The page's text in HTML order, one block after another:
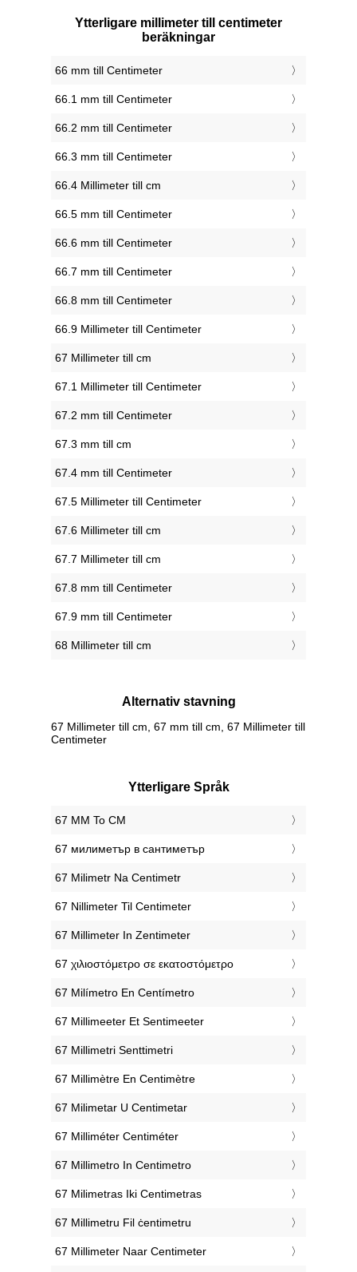
Ytterligare millimeter till centimeter
beräkningar
66 mm till Centimeter
66.1 mm till Centimeter
66.2 mm till Centimeter
66.3 mm till Centimeter
66.4 Millimeter till cm
66.5 mm till Centimeter
66.6 mm till Centimeter
66.7 mm till Centimeter
66.8 mm till Centimeter
66.9 Millimeter till Centimeter
67 Millimeter till cm
67.1 Millimeter till Centimeter
67.2 mm till Centimeter
67.3 mm till cm
67.4 mm till Centimeter
67.5 Millimeter till Centimeter
67.6 Millimeter till cm
67.7 Millimeter till cm
67.8 mm till Centimeter
67.9 mm till Centimeter
68 Millimeter till cm
Alternativ stavning
67 Millimeter till cm, 67 mm till cm, 67 Millimeter till
Centimeter
Ytterligare Språk
‎67 MM To CM
‎67 милиметър в сантиметър
‎67 Milimetr Na Centimetr
‎67 Nillimeter Til Centimeter
‎67 Millimeter In Zentimeter
‎67 χιλιοστόμετρο σε εκατοστόμετρο
‎67 Milímetro En Centímetro
‎67 Millimeeter Et Sentimeeter
‎67 Millimetri Senttimetri
‎67 Millimètre En Centimètre
‎67 Milimetar U Centimetar
‎67 Milliméter Centiméter
‎67 Millimetro In Centimetro
‎67 Milimetras Iki Centimetras
‎67 Millimetru Fil ċentimetru
‎67 Millimeter Naar Centimeter